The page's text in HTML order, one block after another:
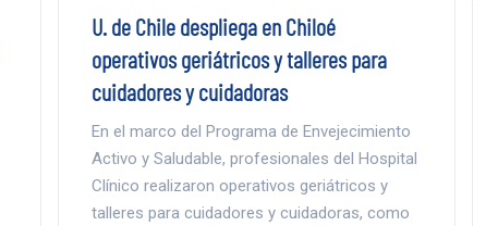
U. de Chile despliega en Chiloé
operativos geriátricos y talleres para
cuidadores y cuidadoras
En el marco del Programa de Envejecimiento
Activo y Saludable, profesionales del Hospital
Clínico realizaron operativos geriátricos y
talleres para cuidadores y cuidadoras, como